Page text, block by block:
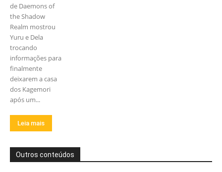
de Daemons of
the Shadow
Realm mostrou
Yuru e Dela
trocando
informações para
finalmente
deixarem a casa
dos Kagemori
após um...
Leia mais
Outros conteúdos